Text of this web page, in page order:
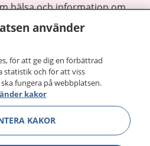
hälsa och information om
du kan kontakta.
journal och göra dina
1177 för
runt.
vill må bättre.
använder
för att ge dig en förbättrad
statistik och för att viss
fungera på webbplatsen.
kakor
KAKOR